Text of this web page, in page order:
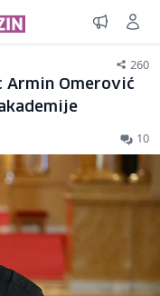
260
Armin Omerović
10